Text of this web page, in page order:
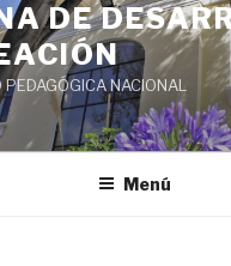
DE
NACIONAL
Menú